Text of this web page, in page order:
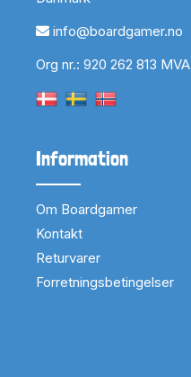
info@boardgamer.no
Org nr.: 920 262 813 MVA
Information
Om Boardgamer
Kontakt
Returvarer
Forretningsbetingelser